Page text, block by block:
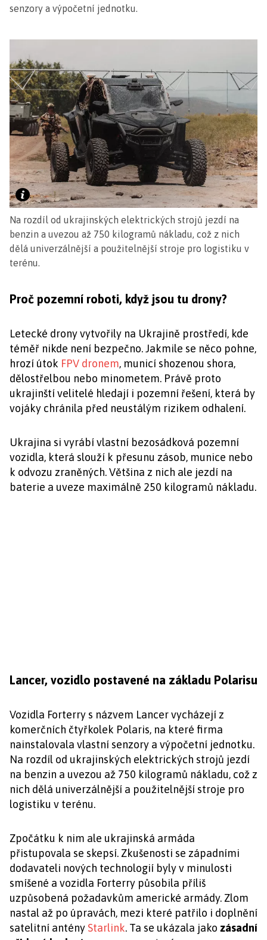
senzory a výpočetní jednotku.
Na rozdíl od ukrajinských elektrických strojů jezdí na
benzin a uvezou až 750 kilogramů nákladu, což z nich
dělá univerzálnější a použitelnější stroje pro logistiku v
terénu.
Proč pozemní roboti, když jsou tu drony?
Letecké drony vytvořily na Ukrajině prostředí, kde
téměř nikde není bezpečno. Jakmile se něco pohne,
hrozí útok FPV dronem, municí shozenou shora,
dělostřelbou nebo minometem. Právě proto
ukrajinští velitelé hledají i pozemní řešení, která by
vojáky chránila před neustálým rizikem odhalení.
Ukrajina si vyrábí vlastní bezosádková pozemní
vozidla, která slouží k přesunu zásob, munice nebo
k odvozu zraněných. Většina z nich ale jezdí na
baterie a uveze maximálně 250 kilogramů nákladu.
Lancer, vozidlo postavené na základu Polarisu
Vozidla Forterry s názvem Lancer vycházejí z
komerčních čtyřkolek Polaris, na které firma
nainstalovala vlastní senzory a výpočetní jednotku.
Na rozdíl od ukrajinských elektrických strojů jezdí
na benzin a uvezou až 750 kilogramů nákladu, což z
nich dělá univerzálnější a použitelnější stroje pro
logistiku v terénu.
Zpočátku k nim ale ukrajinská armáda
přistupovala se skepsí. Zkušenosti se západními
dodavateli nových technologií byly v minulosti
smíšené a vozidla Forterry působila příliš
uzpůsobená požadavkům americké armády. Zlom
nastal až po úpravách, mezi které patřilo i doplnění
satelitní antény Starlink. Ta se ukázala jako zásadní